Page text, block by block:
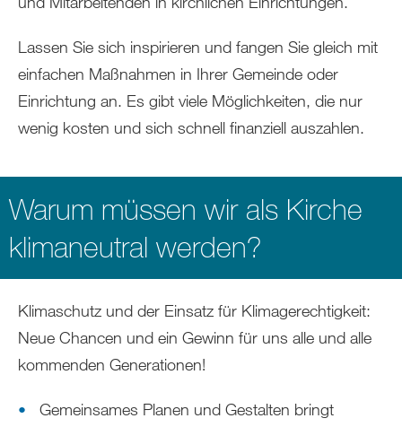
Lassen Sie sich inspirieren und fangen Sie gleich mit
einfachen Maßnahmen in Ihrer Gemeinde oder
Einrichtung an. Es gibt viele Möglichkeiten, die nur
wenig kosten und sich schnell finanziell auszahlen.
Warum müssen wir als Kirche
klimaneutral werden?
Klimaschutz und der Einsatz für Klimagerechtigkeit:
Neue Chancen und ein Gewinn für uns alle und alle
kommenden Generationen!
Gemeinsames Planen und Gestalten bringt